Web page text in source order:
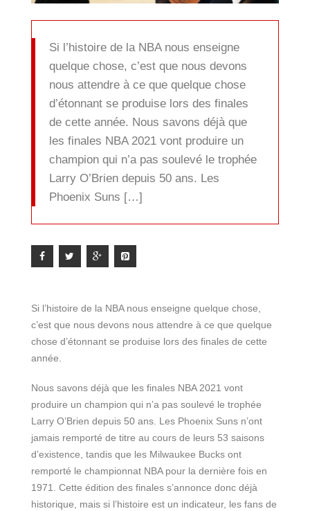
Si l’histoire de la NBA nous enseigne
quelque chose, c’est que nous devons
nous attendre à ce que quelque chose
d’étonnant se produise lors des finales
de cette année. Nous savons déjà que
les finales NBA 2021 vont produire un
champion qui n’a pas soulevé le trophée
Larry O’Brien depuis 50 ans. Les
Phoenix Suns […]
Si l’histoire de la NBA nous enseigne quelque chose,
c’est que nous devons nous attendre à ce que quelque
chose d’étonnant se produise lors des finales de cette
année.
Nous savons déjà que les finales NBA 2021 vont
produire un champion qui n’a pas soulevé le trophée
Larry O’Brien depuis 50 ans. Les Phoenix Suns n’ont
jamais remporté de titre au cours de leurs 53 saisons
d’existence, tandis que les Milwaukee Bucks ont
remporté le championnat NBA pour la dernière fois en
1971. Cette édition des finales s’annonce donc déjà
historique, mais si l’histoire est un indicateur, les fans de